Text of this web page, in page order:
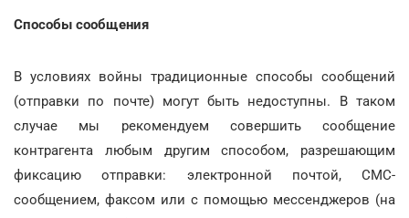
Способы сообщения
В условиях войны традиционные способы сообщений
(отправки по почте) могут быть недоступны. В таком
случае мы рекомендуем совершить сообщение
контрагента любым другим способом, разрешающим
фиксацию отправки: электронной почтой, СМС-
сообщением, факсом или с помощью мессенджеров (на